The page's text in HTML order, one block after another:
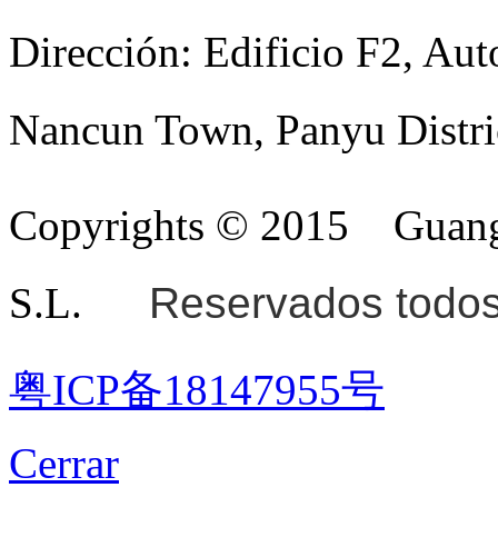
Dirección: Edificio F2,
Nancun Town, Panyu
Copyrights © 2015
S.L.
Reservados
粤ICP备18147955号
Cerrar